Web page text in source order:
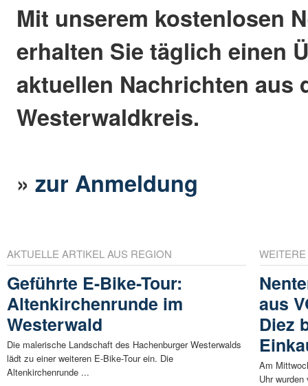
Mit unserem kostenlosen
erhalten Sie täglich einen
aktuellen Nachrichten aus
Westerwaldkreis.
»zur Anmeldung
AKTUELLE ARTIKEL AUS REGION
Geführte E-Bike-Tour:
Altenkirchenrunde im
Westerwald
Die malerische Landschaft des Hachenburger Westerwalds
lädt zu einer weiteren E-Bike-Tour ein. Die
Altenkirchenrunde ...
aus
Diez
Am
Uhr